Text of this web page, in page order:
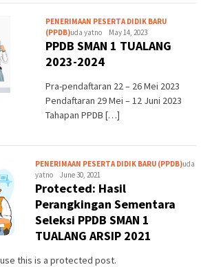
PENERIMAAN PESERTA DIDIK BARU
(PPDB)uda yatno May 14, 2023
PPDB SMAN 1 TUALANG
2023-2024
Pra-pendaftaran 22 – 26 Mei 2023
Pendaftaran 29 Mei – 12 Juni 2023
Tahapan PPDB […]
PENERIMAAN PESERTA DIDIK BARU (PPDB)uda
yatno
June 30, 2021
Protected: Hasil
Perangkingan Sementara
Seleksi PPDB SMAN 1
TUALANG ARSIP 2021
this is a protected post.